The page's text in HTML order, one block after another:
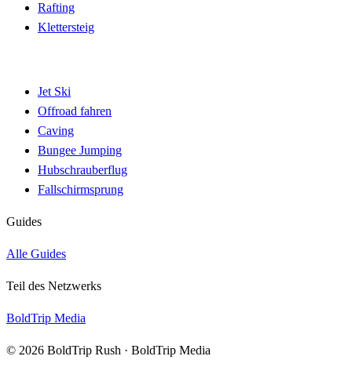
Rafting
Klettersteig
Jet Ski
Offroad fahren
Caving
Bungee Jumping
Hubschrauberflug
Fallschirmsprung
Guides
Alle Guides
Teil des Netzwerks
BoldTrip Media
© 2026 BoldTrip Rush · BoldTrip Media